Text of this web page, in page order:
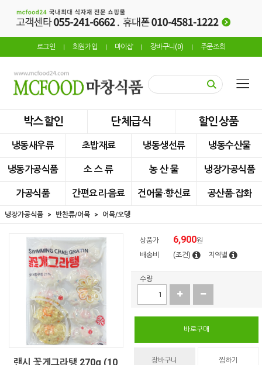
로그인 회원가입 마이샵 장바구니(0) 주문조회
박스할인 단체급식 할인상품
냉동새우류 초밥재료 냉동생선류 냉동수산물
냉동가공식품 소 스 류 농 산 물 냉장가공식품
가공식품 간편요리·음료 건어물·향신료 공산품·잡화
냉장가공식품 반찬류/어묵 어묵/오뎅
랜시 꽃게그라탱 270g (10
상품가 6,900원
배송비
(조건) 지역별
수량
바로구매
장바구니 찜하기